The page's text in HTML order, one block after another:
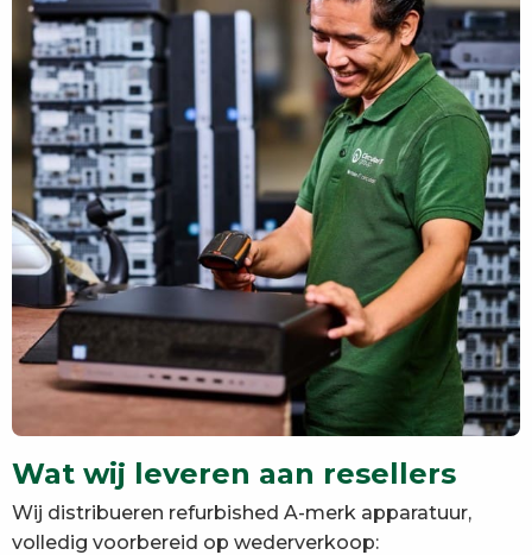
Wat wij leveren aan resellers
Wij distribueren refurbished A-merk apparatuur,
volledig voorbereid op wederverkoop: